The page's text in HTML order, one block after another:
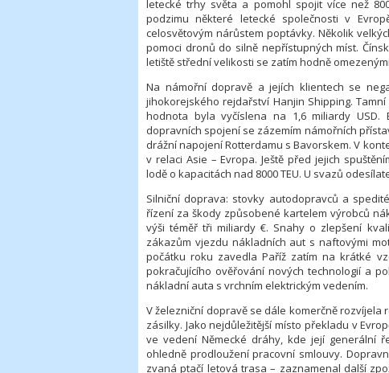
letecké trhy světa a pomohl spojit více než
podzimu některé letecké společnosti v
celosvětovým nárůstem poptávky. Několik
pomoci dronů do silně nepřístupných míst.
letiště střední velikosti se zatím hodně
Na námořní dopravě a jejích klientech se
jihokorejského rejdařství Hanjin Shipping.
hodnota byla vyčíslena na 1,6 miliardy
dopravních spojení se zázemím námořních
drážní napojení Rotterdamu s Bavorskem. V
v relaci Asie – Evropa. Ještě před jejich
lodě o kapacitách nad 8000 TEU. U svazů
Silniční doprava: stovky autodopravců a
řízení za škody způsobené kartelem výrobců
výši téměř tři miliardy €. Snahy o zlepšení
zákazům vjezdu nákladních aut s naftovými
počátku roku zavedla Paříž zatím na krátké
pokračujícího ověřování nových technologií a
nákladní auta s vrchním elektrickým vedením.
V železniční dopravě se dále komerčně rozvíjela
zásilky. Jako nejdůležitější místo překladu v
ve vedení Německé dráhy, kde její generální
ohledně prodloužení pracovní smlouvy.
zvaná ptačí letová trasa – zaznamenal další